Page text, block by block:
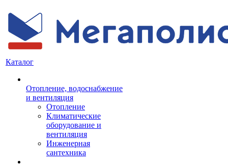
Каталог
Отопление, водоснабжение
и вентиляция
Отопление
Климатические
оборудование и
вентиляция
Инженерная
сантехника